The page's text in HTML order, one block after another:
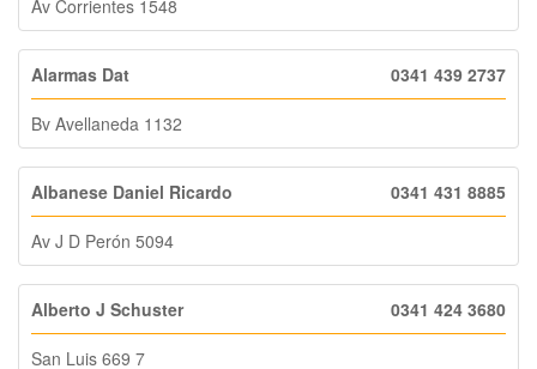
Av Corrientes 1548
Alarmas Dat 0341 439 2737
Bv Avellaneda 1132
Albanese Daniel Ricardo 0341 431 8885
Av J D Perón 5094
Alberto J Schuster 0341 424 3680
San Luis 669 7